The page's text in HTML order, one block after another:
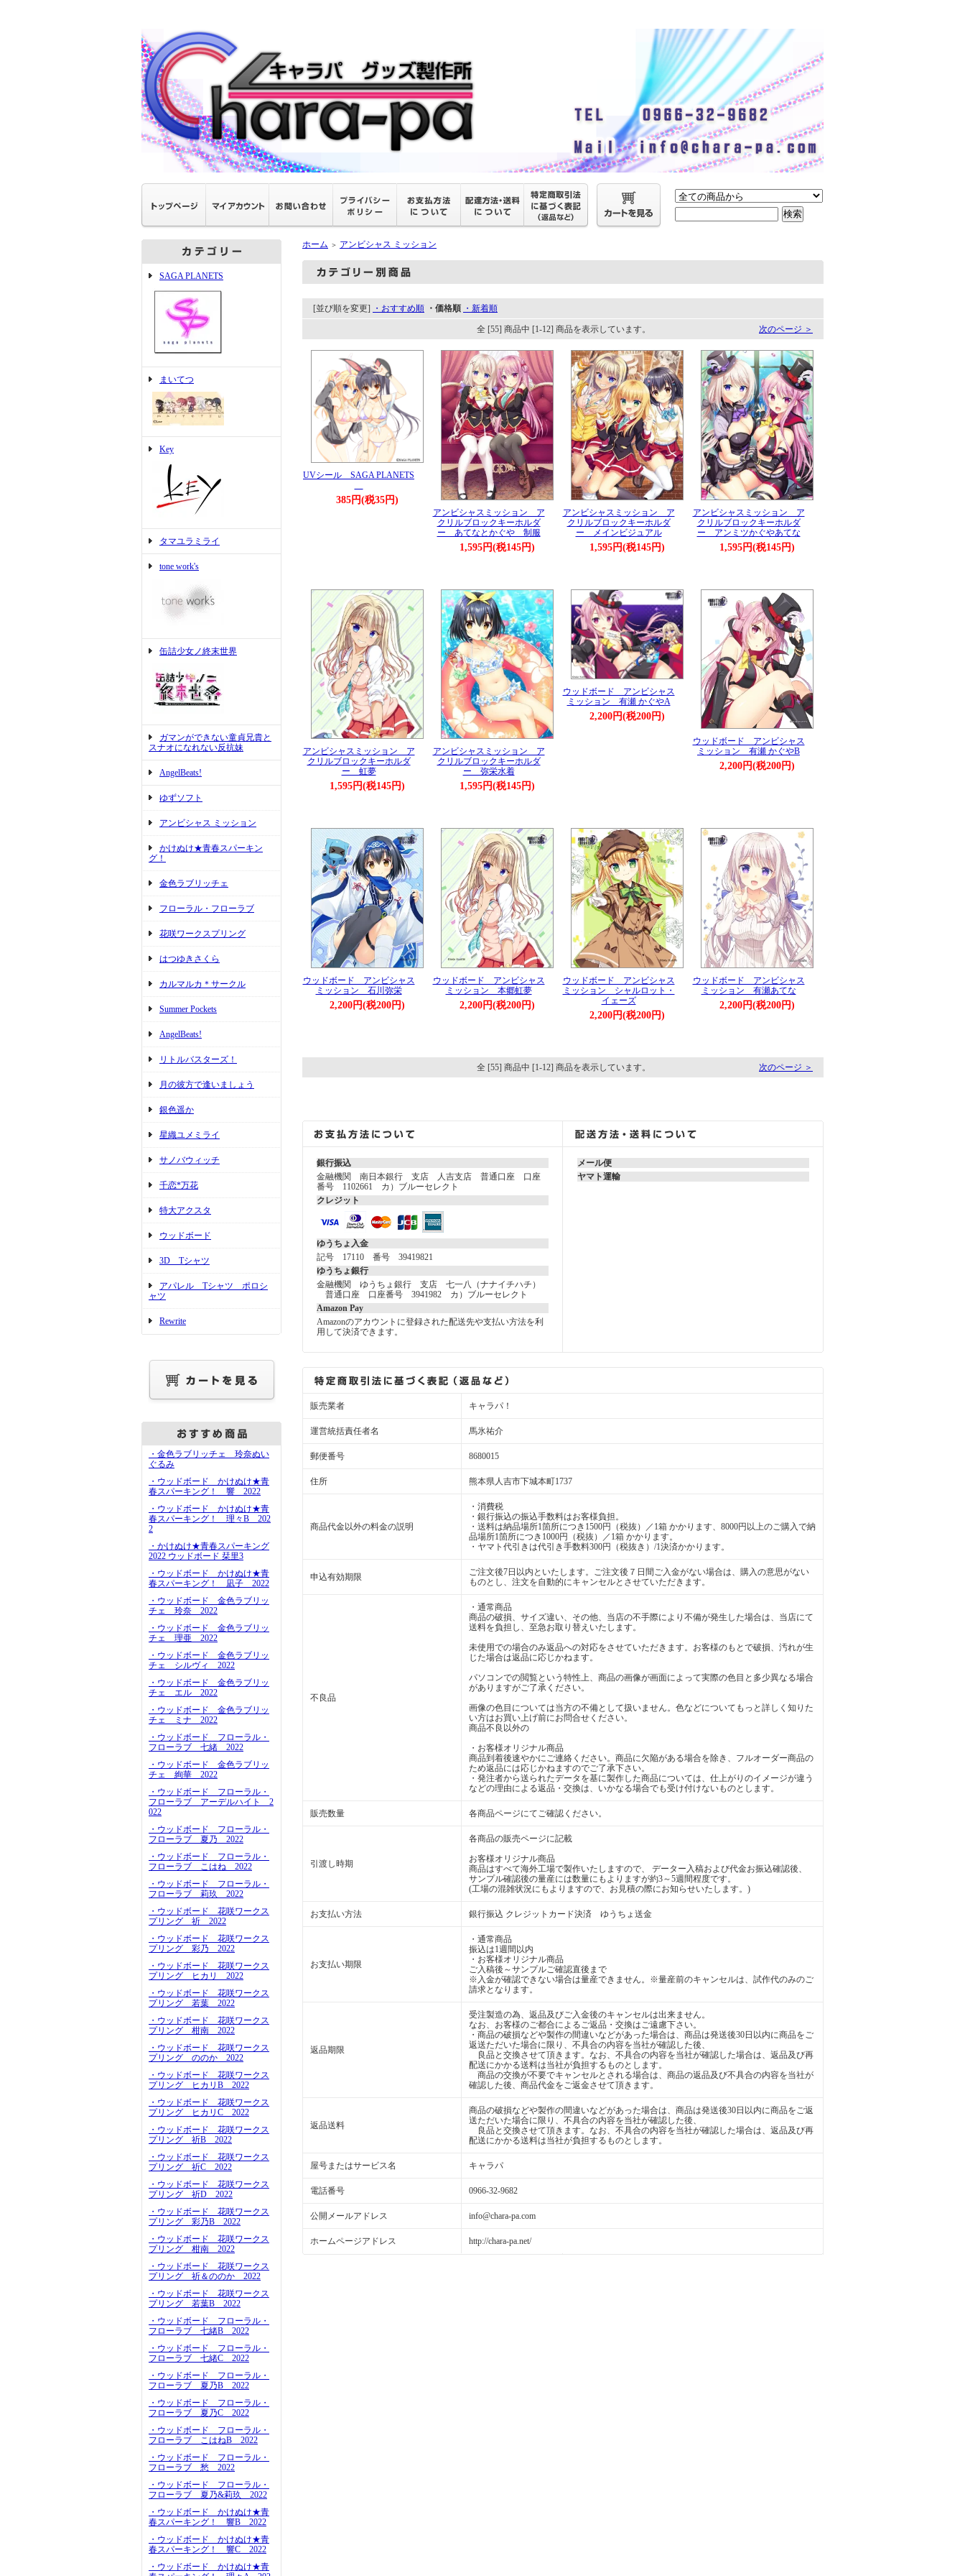
SAGA PLANETS
まいてつ
Key
タマユラミライ
tone work's
缶詰少女ノ終末世界
ガマンができない童貞兄貴と
スナオになれない反抗妹
AngelBeats!
ゆずソフト
アンビシャス ミッション
かけぬけ★青春スパーキン
グ！
金色ラブリッチェ
フローラル・フローラブ
花咲ワークスプリング
はつゆきさくら
カルマルカ＊サークル
Summer Pockets
AngelBeats!
リトルバスターズ！
月の彼方で逢いましょう
銀色遥か
星織ユメミライ
サノバウィッチ
千恋*万花
特大アクスタ
ウッドボード
3D Tシャツ
アパレル Tシャツ ポロシ
ャツ
Rewrite
・金色ラブリッチェ 玲奈ぬい
ぐるみ
・ウッドボード かけぬけ★青
春スパーキング！ 響 2022
・ウッドボード かけぬけ★青
春スパーキング！ 理々B 202
2
・かけぬけ★青春スパーキング
2022 ウッドボード 栞里3
・ウッドボード かけぬけ★青
春スパーキング！ 凪子 2022
・ウッドボード 金色ラブリッ
チェ 玲奈 2022
・ウッドボード 金色ラブリッ
チェ 理亜 2022
・ウッドボード 金色ラブリッ
チェ シルヴィ 2022
・ウッドボード 金色ラブリッ
チェ エル 2022
・ウッドボード 金色ラブリッ
チェ ミナ 2022
・ウッドボード フローラル・
フローラブ 七緒 2022
・ウッドボード 金色ラブリッ
チェ 絢華 2022
・ウッドボード フローラル・
フローラブ アーデルハイト 2
022
・ウッドボード フローラル・
フローラブ 夏乃 2022
・ウッドボード フローラル・
フローラブ こはね 2022
・ウッドボード フローラル・
フローラブ 莉玖 2022
・ウッドボード 花咲ワークス
プリング 祈 2022
・ウッドボード 花咲ワークス
プリング 彩乃 2022
・ウッドボード 花咲ワークス
プリング ヒカリ 2022
・ウッドボード 花咲ワークス
プリング 若葉 2022
・ウッドボード 花咲ワークス
プリング 柑南 2022
・ウッドボード 花咲ワークス
プリング ののか 2022
・ウッドボード 花咲ワークス
プリング ヒカリB 2022
・ウッドボード 花咲ワークス
プリング ヒカリC 2022
・ウッドボード 花咲ワークス
プリング 祈B 2022
・ウッドボード 花咲ワークス
プリング 祈C 2022
・ウッドボード 花咲ワークス
プリング 祈D 2022
・ウッドボード 花咲ワークス
プリング 彩乃B 2022
・ウッドボード 花咲ワークス
プリング 柑南 2022
・ウッドボード 花咲ワークス
プリング 祈＆ののか 2022
・ウッドボード 花咲ワークス
プリング 若葉B 2022
・ウッドボード フローラル・
フローラブ 七緒B 2022
・ウッドボード フローラル・
フローラブ 七緒C 2022
・ウッドボード フローラル・
フローラブ 夏乃B 2022
・ウッドボード フローラル・
フローラブ 夏乃C 2022
・ウッドボード フローラル・
フローラブ こはねB 2022
・ウッドボード フローラル・
フローラブ 愁 2022
・ウッドボード フローラル・
フローラブ 夏乃&莉玖 2022
・ウッドボード かけぬけ★青
春スパーキング！ 響B 2022
・ウッドボード かけぬけ★青
春スパーキング！ 響C 2022
・ウッドボード かけぬけ★青
ホーム ＞ アンビシャス ミッション
[並び順を変更] ・おすすめ順 ・価格順 ・新着順
全 [55] 商品中 [1-12] 商品を表示しています。 次のページ ＞
UVシール SAGA PLANETS
385円(税35円)
アンビシャスミッション ア
クリルブロックキーホルダ
ー あてなとかぐや 制服
1,595円(税145円)
アンビシャスミッション ア
クリルブロックキーホルダ
ー メインビジュアル
1,595円(税145円)
アンビシャスミッション ア
クリルブロックキーホルダ
ー アンミツかぐやあてな
1,595円(税145円)
アンビシャスミッション ア
クリルブロックキーホルダ
ー 虹夢
1,595円(税145円)
アンビシャスミッション ア
クリルブロックキーホルダ
ー 弥栄水着
1,595円(税145円)
ウッドボード アンビシャス
ミッション 有瀬 かぐやA
2,200円(税200円)
ウッドボード アンビシャス
ミッション 有瀬 かぐやB
2,200円(税200円)
ウッドボード アンビシャス
ミッション 石川弥栄
2,200円(税200円)
ウッドボード アンビシャス
ミッション 本郷虹夢
2,200円(税200円)
ウッドボード アンビシャス
ミッション シャルロット・
イェーズ
2,200円(税200円)
ウッドボード アンビシャス
ミッション 有瀬あてな
2,200円(税200円)
全 [55] 商品中 [1-12] 商品を表示しています。 次のページ ＞
銀行振込
金融機関 南日本銀行 支店 人吉支店 普通口座 口座
番号 1102661 カ）ブルーセレクト
クレジット
ゆうちょ入金
記号 17110 番号 39419821
ゆうちょ銀行
金融機関 ゆうちょ銀行 支店 七一八（ナナイチハチ）
普通口座 口座番号 3941982 カ）ブルーセレクト
Amazon Pay
Amazonのアカウントに登録された配送先や支払い方法を利
用して決済できます。
メール便
ヤマト運輸
販売業者 キャラパ！
運営統括責任者名 馬氷祐介
郵便番号 8680015
住所 熊本県人吉市下城本町1737
商品代金以外の料金の説明
・消費税
・銀行振込の振込手数料はお客様負担。
・送料は納品場所1箇所につき1500円（税抜）／1箱 かかります、8000円以上のご購入で納
品場所1箇所につき1000円（税抜）／1箱 かかります。
・ヤマト代引きは代引き手数料300円（税抜き）/1決済かかります。
申込有効期限
ご注文後7日以内といたします。ご注文後７日間ご入金がない場合は、購入の意思がない
ものとし、注文を自動的にキャンセルとさせていただきます。
不良品
・通常商品
商品の破損、サイズ違い、その他、当店の不手際により不備が発生した場合は、当店にて
送料を負担し、至急お取り替えいたします。
未使用での場合のみ返品への対応をさせていただきます。お客様のもとで破損、汚れが生
じた場合は返品に応じかねます。
パソコンでの閲覧という特性上、商品の画像が画面によって実際の色目と多少異なる場合
がありますがご了承ください。
画像の色目については当方の不備として扱いません。色などについてもっと詳しく知りた
い方はお買い上げ前にお問合せください。
商品不良以外の
・お客様オリジナル商品
商品到着後速やかにご連絡ください。商品に欠陥がある場合を除き、フルオーダー商品の
ため返品には応じかねますのでご了承下さい。
・発注者から送られたデータを基に製作した商品については、仕上がりのイメージが違う
などの理由による返品・交換は、いかなる場合でも受け付けないものとします。
販売数量 各商品ページにてご確認ください。
引渡し時期
各商品の販売ページに記載
お客様オリジナル商品
商品はすべて海外工場で製作いたしますので、 データー入稿および代金お振込確認後、
サンプル確認後の量産には数量にもよりますが約3～5週間程度です。
(工場の混雑状況にもよりますので、お見積の際にお知らせいたします。)
お支払い方法 銀行振込 クレジットカード決済 ゆうちょ送金
お支払い期限
・通常商品
振込は1週間以内
・お客様オリジナル商品
ご入稿後～サンプルご確認直後まで
※入金が確認できない場合は量産できません。※量産前のキャンセルは、試作代のみのご
請求となります。
返品期限
受注製造の為、返品及びご入金後のキャンセルは出来ません。
なお、お客様のご都合によるご返品・交換はご遠慮下さい。
・商品の破損などや製作の間違いなどがあった場合は、商品は発送後30日以内に商品をご
返送ただいた場合に限り、不具合の内容を当社が確認した後、
良品と交換させて頂きます。なお、不具合の内容を当社が確認した場合は、返品及び再
配送にかかる送料は当社が負担するものとします。
商品の交換が不要でキャンセルとされる場合は、商品の返品及び不具合の内容を当社が
確認した後、商品代金をご返金させて頂きます。
返品送料
商品の破損などや製作の間違いなどがあった場合は、商品は発送後30日以内に商品をご返
送ただいた場合に限り、不具合の内容を当社が確認した後、
良品と交換させて頂きます。なお、不具合の内容を当社が確認した場合は、返品及び再
配送にかかる送料は当社が負担するものとします。
屋号またはサービス名 キャラパ
電話番号 0966-32-9682
公開メールアドレス info@chara-pa.com
ホームページアドレス http://chara-pa.net/